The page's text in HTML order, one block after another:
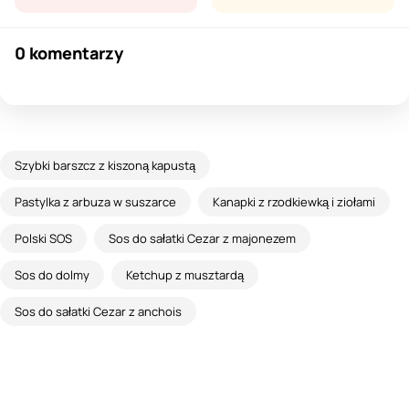
0 komentarzy
Szybki barszcz z kiszoną kapustą
Pastylka z arbuza w suszarce Kanapki z rzodkiewką i ziołami
Polski SOS Sos do sałatki Cezar z majonezem
Sos do dolmy Ketchup z musztardą
Sos do sałatki Cezar z anchois